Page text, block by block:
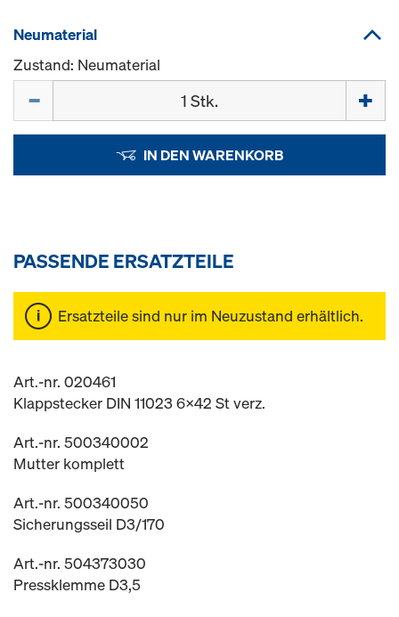
Neumaterial
Zustand: Neumaterial
IN DEN WARENKORB
PASSENDE ERSATZTEILE
Ersatzteile sind nur im Neuzustand erhältlich.
Art.-nr. 020461
Klappstecker DIN 11023 6x42 St verz.
Art.-nr. 500340002
Mutter komplett
Art.-nr. 500340050
Sicherungsseil D3/170
Art.-nr. 504373030
Pressklemme D3,5